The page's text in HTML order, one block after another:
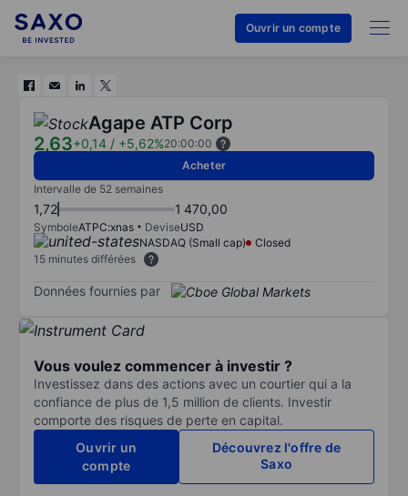
Ouvrir un compte
Agape ATP Corp
2,63+0,14 / +5,62%20:00:00
Acheter
Intervalle de 52 semaines
1,72 1 470,00
SymboleATPC:xnas DeviseUSD
NASDAQ (Small cap)
Closed
15 minutes différées
Données fournies par
Vous voulez commencer à investir ?
Investissez dans des actions avec un courtier qui a la
confiance de plus de 1,5 million de clients. Investir
comporte des risques de perte en capital.
Ouvrir un
compte
Découvrez l'offre de
Saxo